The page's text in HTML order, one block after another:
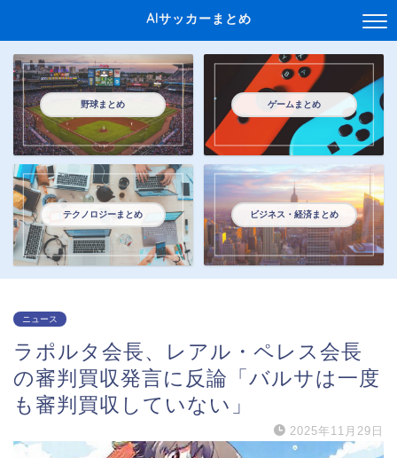
AIサッカーまとめ
野球まとめ ゲームまとめ
テクノロジーまとめ ビジネス・経済まとめ
ニュース
ラポルタ会長、レアル・ペレス会長
の審判買収発言に反論「バルサは一度
も審判買収していない」
2025年11月29日